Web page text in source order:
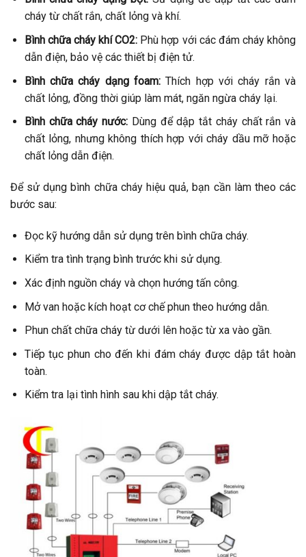
cháy từ chất rắn, chất lỏng và khí.
Bình chữa cháy khí CO2: Phù hợp với các đám cháy không
dẫn điện, bảo vệ các thiết bị điện tử.
Bình chữa cháy dạng foam:Thích hợp với cháy rắn và
chất lỏng, đồng thời giúp làm mát, ngăn ngừa cháy lại.
Bình chữa cháy nước: Dùng để dập tắt cháy chất rắn và
chất lỏng, nhưng không thích hợp với cháy dầu mỡ hoặc
chất lỏng dẫn điện.
Để sử dụng bình chữa cháy hiệu quả, bạn cần làm theo các
bước sau:
Đọc kỹ hướng dẫn sử dụng trên bình chữa cháy.
Kiểm tra tình trạng bình trước khi sử dụng.
Xác định nguồn cháy và chọn hướng tấn công.
Mở van hoặc kích hoạt cơ chế phun theo hướng dẫn.
Phun chất chữa cháy từ dưới lên hoặc từ xa vào gần.
Tiếp tục phun cho đến khi đám cháy được dập tắt hoàn
toàn.
Kiểm tra lại tình hình sau khi dập tắt cháy.